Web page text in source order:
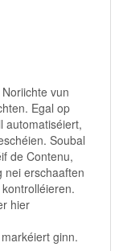
vun
Egal op
automatiséiert,
Soubal
de Contenu,
nei erschaaften
hier
ginn.